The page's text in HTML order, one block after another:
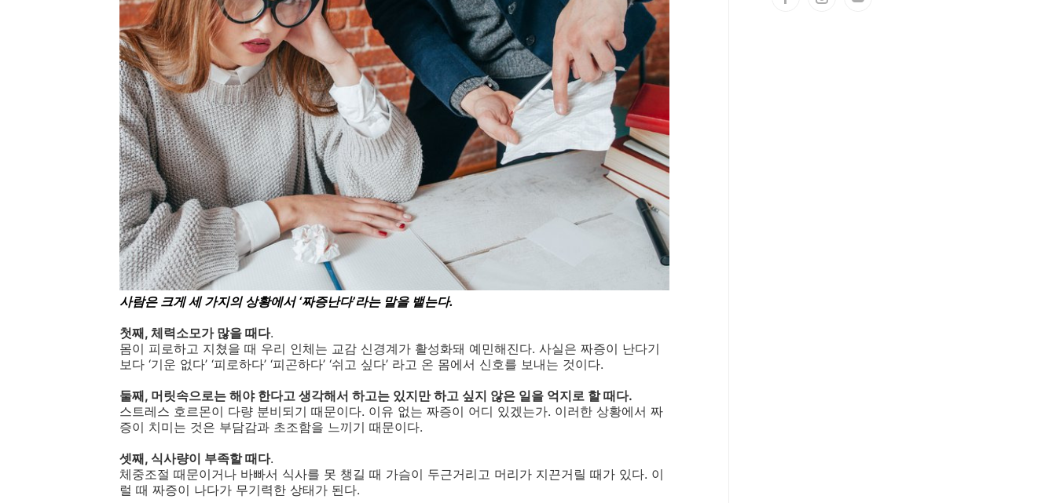
사람은 크게 세 가지의 상황에서 ‘짜증난다’라는 말을 뱉는다.
첫째, 체력소모가 많을 때다.
몸이 피로하고 지쳤을 때 우리 인체는 교감 신경계가 활성화돼 예민해진다. 사실은 짜증이 난다기
보다 ‘기운 없다’ ‘피로하다’ ‘피곤하다’ ‘쉬고 싶다’ 라고 온 몸에서 신호를 보내는 것이다.
둘째, 머릿속으로는 해야 한다고 생각해서 하고는 있지만 하고 싶지 않은 일을 억지로 할 때다.
스트레스 호르몬이 다량 분비되기 때문이다. 이유 없는 짜증이 어디 있겠는가. 이러한 상황에서 짜
증이 치미는 것은 부담감과 초조함을 느끼기 때문이다.
셋째, 식사량이 부족할 때다.
체중조절 때문이거나 바빠서 식사를 못 챙길 때 가슴이 두근거리고 머리가 지끈거릴 때가 있다. 이
럴 때 짜증이 나다가 무기력한 상태가 된다.